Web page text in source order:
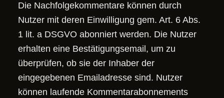
Die Nachfolgekommentare können durch
Nutzer mit deren Einwilligung gem. Art. 6 Abs.
1 lit. a DSGVO abonniert werden. Die Nutzer
erhalten eine Bestätigungsemail, um zu
überprüfen, ob sie der Inhaber der
eingegebenen Emailadresse sind. Nutzer
können laufende Kommentarabonnements